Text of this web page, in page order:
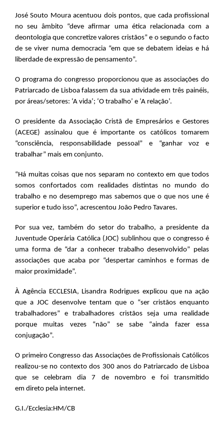
José Souto Moura acentuou dois pontos, que cada profissional
no seu âmbito “deve afirmar uma ética relacionada com a
deontologia que concretize valores cristãos” e o segundo o facto
de se viver numa democracia “em que se debatem ideias e há
liberdade de expressão de pensamento”.
O programa do congresso proporcionou que as associações do
Patriarcado de Lisboa falassem da sua atividade em três painéis,
por áreas/setores: ‘A vida’; ‘O trabalho’ e ‘A relação’.
O presidente da Associação Cristã de Empresários e Gestores
(ACEGE) assinalou que é importante os católicos tomarem
“consciência, responsabilidade pessoal” e “ganhar voz e
trabalhar” mais em conjunto.
“Há muitas coisas que nos separam no contexto em que todos
somos confortados com realidades distintas no mundo do
trabalho e no desemprego mas sabemos que o que nos une é
superior e tudo isso”, acrescentou João Pedro Tavares.
Por sua vez, também do setor do trabalho, a presidente da
Juventude Operária Católica (JOC) sublinhou que o congresso é
uma forma de “dar a conhecer trabalho desenvolvido” pelas
associações que acaba por “despertar caminhos e formas de
maior proximidade”.
À Agência ECCLESIA, Lisandra Rodrigues explicou que na ação
que a JOC desenvolve tentam que o “ser cristãos enquanto
trabalhadores” e trabalhadores cristãos seja uma realidade
porque muitas vezes “não” se sabe “ainda fazer essa
conjugação”.
O primeiro Congresso das Associações de Profissionais Católicos
realizou-se no contexto dos 300 anos do Patriarcado de Lisboa
que se celebram dia 7 de novembro e foi transmitido
em direto pela internet.
G.I./Ecclesia:HM/CB